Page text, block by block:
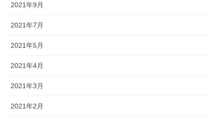
2021年9月
2021年7月
2021年5月
2021年4月
2021年3月
2021年2月